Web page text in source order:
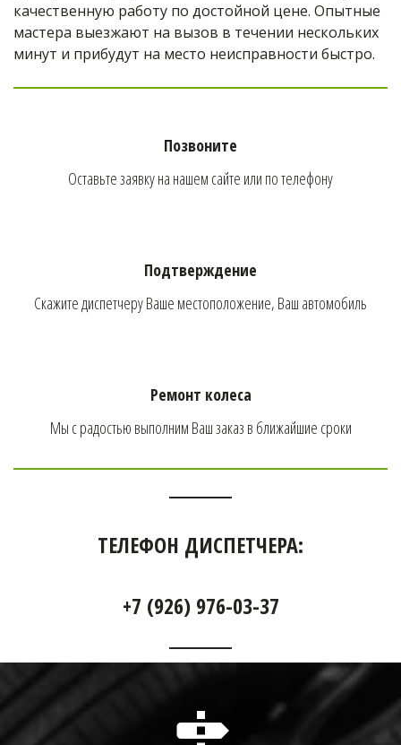
качественную работу по достойной цене. Опытные
мастера выезжают на вызов в течении нескольких
минут и прибудут на место неисправности быстро.
Позвоните
Оставьте заявку на нашем сайте или по телефону
Подтверждение
Скажите диспетчеру Ваше местоположение, Ваш автомобиль
Ремонт колеса
Мы с радостью выполним Ваш заказ в ближайшие сроки
ТЕЛЕФОН ДИСПЕТЧЕРА:
+7 (926) 976-03-37